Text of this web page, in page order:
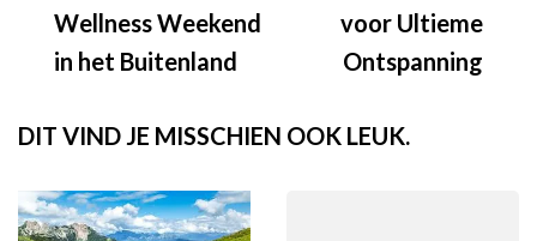
Wellness Weekend
in het Buitenland
voor Ultieme
Ontspanning
DIT VIND JE MISSCHIEN OOK LEUK.